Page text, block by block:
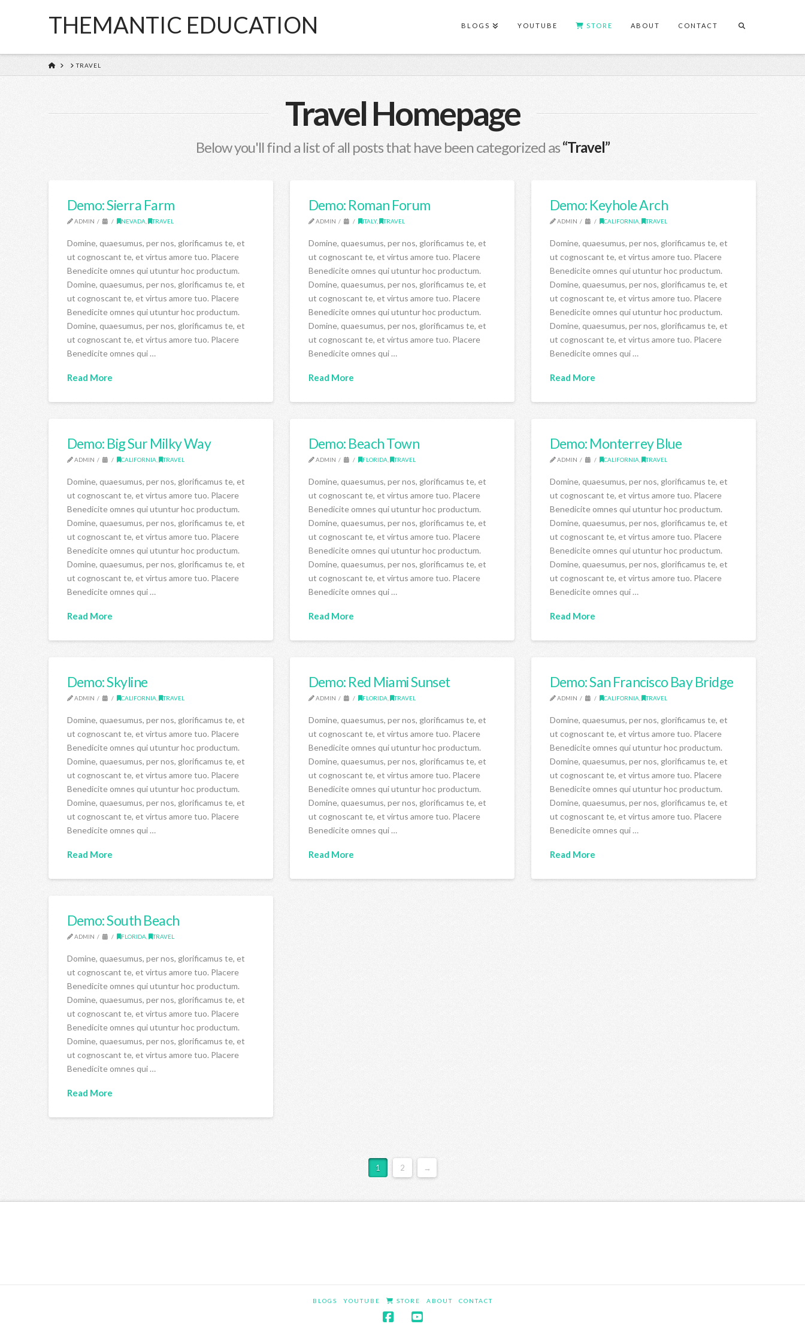
THEMANTIC EDUCATION BLOGS YOUTUBE STORE ABOUT CONTACT
HOMETRAVEL
Travel Homepage
Below you'll find a list of all posts that have been categorized as“Travel”
Demo: Sierra Farm
ADMIN NEVADA , TRAVEL
Domine, quaesumus, per nos, glorificamus te, et
ut cognoscant te, et virtus amore tuo. Placere
Benedicite omnes qui utuntur hoc productum.
Domine, quaesumus, per nos, glorificamus te, et
ut cognoscant te, et virtus amore tuo. Placere
Benedicite omnes qui utuntur hoc productum.
Domine, quaesumus, per nos, glorificamus te, et
ut cognoscant te, et virtus amore tuo. Placere
Benedicite omnes qui …
Read More
Demo: Roman Forum
ADMIN ITALY, TRAVEL
Domine, quaesumus, per nos, glorificamus te, et
ut cognoscant te, et virtus amore tuo. Placere
Benedicite omnes qui utuntur hoc productum.
Domine, quaesumus, per nos, glorificamus te, et
ut cognoscant te, et virtus amore tuo. Placere
Benedicite omnes qui utuntur hoc productum.
Domine, quaesumus, per nos, glorificamus te, et
ut cognoscant te, et virtus amore tuo. Placere
Benedicite omnes qui …
Read More
Demo: Keyhole Arch
ADMIN CALIFORNIA , TRAVEL
Domine, quaesumus, per nos, glorificamus te, et
ut cognoscant te, et virtus amore tuo. Placere
Benedicite omnes qui utuntur hoc productum.
Domine, quaesumus, per nos, glorificamus te, et
ut cognoscant te, et virtus amore tuo. Placere
Benedicite omnes qui utuntur hoc productum.
Domine, quaesumus, per nos, glorificamus te, et
ut cognoscant te, et virtus amore tuo. Placere
Benedicite omnes qui …
Read More
Demo: Big Sur Milky Way
ADMIN CALIFORNIA , TRAVEL
Domine, quaesumus, per nos, glorificamus te, et
ut cognoscant te, et virtus amore tuo. Placere
Benedicite omnes qui utuntur hoc productum.
Domine, quaesumus, per nos, glorificamus te, et
ut cognoscant te, et virtus amore tuo. Placere
Benedicite omnes qui utuntur hoc productum.
Domine, quaesumus, per nos, glorificamus te, et
ut cognoscant te, et virtus amore tuo. Placere
Benedicite omnes qui …
Read More
Demo: Beach Town
ADMIN FLORIDA , TRAVEL
Domine, quaesumus, per nos, glorificamus te, et
ut cognoscant te, et virtus amore tuo. Placere
Benedicite omnes qui utuntur hoc productum.
Domine, quaesumus, per nos, glorificamus te, et
ut cognoscant te, et virtus amore tuo. Placere
Benedicite omnes qui utuntur hoc productum.
Domine, quaesumus, per nos, glorificamus te, et
ut cognoscant te, et virtus amore tuo. Placere
Benedicite omnes qui …
Read More
Demo: Monterrey Blue
ADMIN CALIFORNIA , TRAVEL
Domine, quaesumus, per nos, glorificamus te, et
ut cognoscant te, et virtus amore tuo. Placere
Benedicite omnes qui utuntur hoc productum.
Domine, quaesumus, per nos, glorificamus te, et
ut cognoscant te, et virtus amore tuo. Placere
Benedicite omnes qui utuntur hoc productum.
Domine, quaesumus, per nos, glorificamus te, et
ut cognoscant te, et virtus amore tuo. Placere
Benedicite omnes qui …
Read More
Demo: Skyline
ADMIN CALIFORNIA , TRAVEL
Domine, quaesumus, per nos, glorificamus te, et
ut cognoscant te, et virtus amore tuo. Placere
Benedicite omnes qui utuntur hoc productum.
Domine, quaesumus, per nos, glorificamus te, et
ut cognoscant te, et virtus amore tuo. Placere
Benedicite omnes qui utuntur hoc productum.
Domine, quaesumus, per nos, glorificamus te, et
ut cognoscant te, et virtus amore tuo. Placere
Benedicite omnes qui …
Read More
Demo: Red Miami Sunset
ADMIN FLORIDA , TRAVEL
Domine, quaesumus, per nos, glorificamus te, et
ut cognoscant te, et virtus amore tuo. Placere
Benedicite omnes qui utuntur hoc productum.
Domine, quaesumus, per nos, glorificamus te, et
ut cognoscant te, et virtus amore tuo. Placere
Benedicite omnes qui utuntur hoc productum.
Domine, quaesumus, per nos, glorificamus te, et
ut cognoscant te, et virtus amore tuo. Placere
Benedicite omnes qui …
Read More
Demo: San Francisco Bay Bridge
ADMIN CALIFORNIA , TRAVEL
Domine, quaesumus, per nos, glorificamus te, et
ut cognoscant te, et virtus amore tuo. Placere
Benedicite omnes qui utuntur hoc productum.
Domine, quaesumus, per nos, glorificamus te, et
ut cognoscant te, et virtus amore tuo. Placere
Benedicite omnes qui utuntur hoc productum.
Domine, quaesumus, per nos, glorificamus te, et
ut cognoscant te, et virtus amore tuo. Placere
Benedicite omnes qui …
Read More
Demo: South Beach
ADMIN FLORIDA , TRAVEL
Domine, quaesumus, per nos, glorificamus te, et
ut cognoscant te, et virtus amore tuo. Placere
Benedicite omnes qui utuntur hoc productum.
Domine, quaesumus, per nos, glorificamus te, et
ut cognoscant te, et virtus amore tuo. Placere
Benedicite omnes qui utuntur hoc productum.
Domine, quaesumus, per nos, glorificamus te, et
ut cognoscant te, et virtus amore tuo. Placere
Benedicite omnes qui …
Read More
1 2 →
BLOGS YOUTUBE STORE ABOUT CONTACT